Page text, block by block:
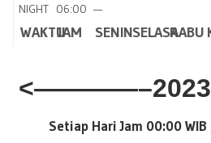
NIGHT 06:00 —
WAKTUJAM SENINSELASARABU
Setiap Hari Jam 00:00